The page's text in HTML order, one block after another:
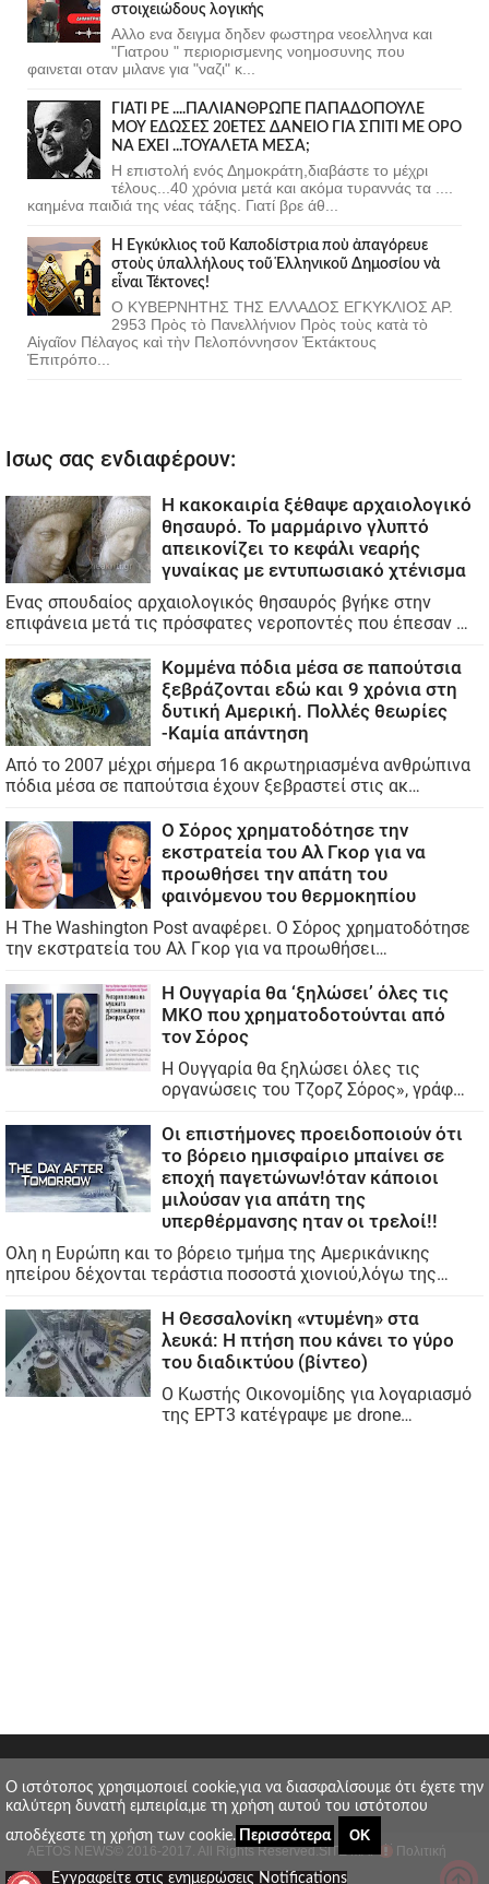
στοιχειώδους λογικής
Αλλο ενα δειγμα δηδεν φωστηρα νεοελληνα και
"Γιατρου " περιορισμενης νοημοσυνης που
φαινεται οταν μιλανε για "ναζι" κ...
ΓΙΑΤΙ ΡΕ ....ΠΑΛΙΑΝΘΡΩΠΕ ΠΑΠΑΔΟΠΟΥΛΕ
ΜΟΥ ΕΔΩΣΕΣ 20ΕΤΕΣ ΔΑΝΕΙΟ ΓΙΑ ΣΠΙΤΙ ΜΕ ΟΡΟ
ΝΑ ΕΧΕΙ ...ΤΟΥΑΛΕΤΑ ΜΕΣΑ;
Η επιστολή ενός Δημοκράτη,διαβάστε το μέχρι
τέλους...40 χρόνια μετά και ακόμα τυραννάς τα ....
καημένα παιδιά της νέας τάξης. Γιατί βρε άθ...
Ἡ Ἐγκύκλιος τοῦ Καποδίστρια ποὺ ἀπαγόρευε
στοὺς ὑπαλλήλους τοῦ Ἑλληνικοῦ Δημοσίου νὰ
εἶναι Τέκτονες!
Ο ΚΥΒΕΡΝΗΤΗΣ ΤΗΣ ΕΛΛΑΔΟΣ ΕΓΚΥΚΛΙΟΣ ΑΡ.
2953 Πρὸς τὸ Πανελλήνιον Πρὸς τοὺς κατὰ τὸ
Αἰγαῖον Πέλαγος καὶ τὴν Πελοπόννησον Ἐκτάκτους
Ἐπιτρόπο...
AETOS NEWS © 2016-2017. All Rights Reserved.SITE MAP Πολιτική
O ιστότοπος χρησιμοποιεί cookie,για να διασφαλίσουμε ότι έχετε την
καλύτερη δυνατή εμπειρία,με τη χρήση αυτού του ιστότοπου
αποδέχεστε τη χρήση των cookie.
Περισσότερα ΟΚ
_ Εγγραφείτε στις ενημερώσεις Notifications